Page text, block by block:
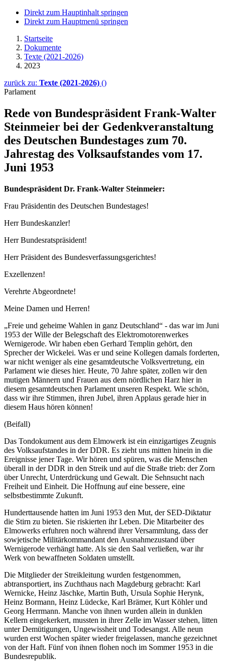
Direkt zum Hauptinhalt springen
Direkt zum Hauptmenü springen
Startseite
Dokumente
Texte (2021-2026)
2023
zurück zu: Texte (2021-2026) ()
Parlament
Rede von Bundespräsident Frank-Walter
Steinmeier bei der Gedenkveranstaltung
des Deutschen Bundestages zum 70.
Jahrestag des Volksaufstandes vom 17.
Juni 1953
Bundespräsident Dr. Frank-Walter Steinmeier:
Frau Präsidentin des Deutschen Bundestages!
Herr Bundeskanzler!
Herr Bundesratspräsident!
Herr Präsident des Bundesverfassungsgerichtes!
Exzellenzen!
Verehrte Abgeordnete!
Meine Damen und Herren!
„Freie und geheime Wahlen in ganz Deutschland“ - das war im Juni
1953 der Wille der Belegschaft des Elektromotorenwerkes
Wernigerode. Wir haben eben Gerhard Templin gehört, den
Sprecher der Wickelei. Was er und seine Kollegen damals forderten,
war nicht weniger als eine gesamtdeutsche Volksvertretung, ein
Parlament wie dieses hier. Heute, 70 Jahre später, zollen wir den
mutigen Männern und Frauen aus dem nördlichen Harz hier in
diesem gesamtdeutschen Parlament unseren Respekt. Wie schön,
dass wir ihre Stimmen, ihren Jubel, ihren Applaus gerade hier in
diesem Haus hören können!
(Beifall)
Das Tondokument aus dem Elmowerk ist ein einzigartiges Zeugnis
des Volksaufstandes in der DDR. Es zieht uns mitten hinein in die
Ereignisse jener Tage. Wir hören und spüren, was die Menschen
überall in der DDR in den Streik und auf die Straße trieb: der Zorn
über Unrecht, Unterdrückung und Gewalt. Die Sehnsucht nach
Freiheit und Einheit. Die Hoffnung auf eine bessere, eine
selbstbestimmte Zukunft.
Hunderttausende hatten im Juni 1953 den Mut, der SED-Diktatur
die Stirn zu bieten. Sie riskierten ihr Leben. Die Mitarbeiter des
Elmowerks erfuhren noch während ihrer Versammlung, dass der
sowjetische Militärkommandant den Ausnahmezustand über
Wernigerode verhängt hatte. Als sie den Saal verließen, war ihr
Werk von bewaffneten Soldaten umstellt.
Die Mitglieder der Streikleitung wurden festgenommen,
abtransportiert, ins Zuchthaus nach Magdeburg gebracht: Karl
Wernicke, Heinz Jäschke, Martin Buth, Ursula Sophie Herynk,
Heinz Bormann, Heinz Lüdecke, Karl Brämer, Kurt Köhler und
Georg Herrmann. Manche von ihnen wurden allein in dunklen
Kellern eingekerkert, mussten in ihrer Zelle im Wasser stehen, litten
unter Demütigungen, Ungewissheit und Todesangst. Alle neun
wurden erst Wochen später wieder freigelassen, manche gezeichnet
von der Haft. Fünf von ihnen flohen noch im Sommer 1953 in die
Bundesrepublik.